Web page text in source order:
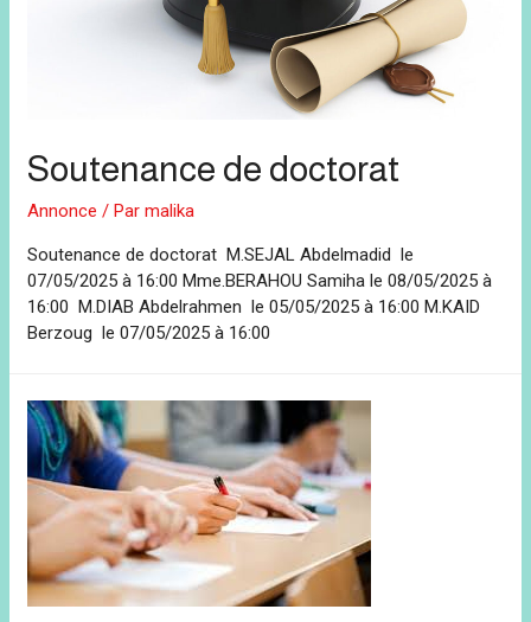
Soutenance de doctorat
Annonce / Parmalika
Soutenance de doctorat M.SEJAL Abdelmadid le
07/05/2025 à 16:00 Mme.BERAHOU Samiha le 08/05/2025 à
16:00 M.DIAB Abdelrahmen le 05/05/2025 à 16:00 M.KAID
Berzoug le 07/05/2025 à 16:00